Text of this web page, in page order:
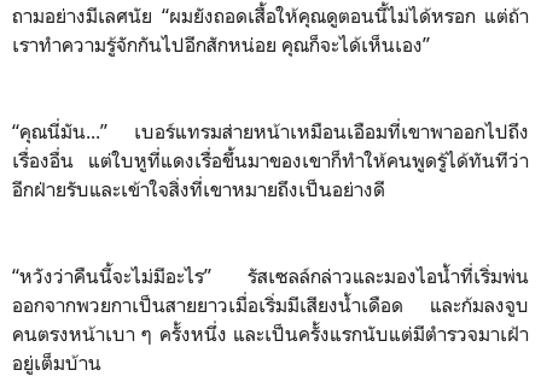
ถามอย่างมีเลศนัย “ผมยังถอดเสื้อให้คุณดูตอนนี้ไม่ได้หรอก แต่ถ้า
เราทำความรู้จักกันไปอีกสักหน่อย คุณก็จะได้เห็นเอง”
“คุณนี่มัน...” เบอร์แทรมส่ายหน้าเหมือนเอือมที่เขาพาออกไปถึง
เรื่องอื่น แต่ใบหูที่แดงเรื่อขึ้นมาของเขาก็ทำให้คนพูดรู้ได้ทันทีว่า
อีกฝ่ายรับและเข้าใจสิ่งที่เขาหมายถึงเป็นอย่างดี
“หวังว่าคืนนี้จะไม่มีอะไร” รัสเซลล์กล่าวและมองไอน้ำที่เริ่มพ่น
ออกจากพวยกาเป็นสายยาวเมื่อเริ่มมีเสียงน้ำเดือด และก้มลงจูบ
คนตรงหน้าเบา ๆ ครั้งหนึ่ง และเป็นครั้งแรกนับแต่มีตำรวจมาเฝ้า
อยู่เต็มบ้าน